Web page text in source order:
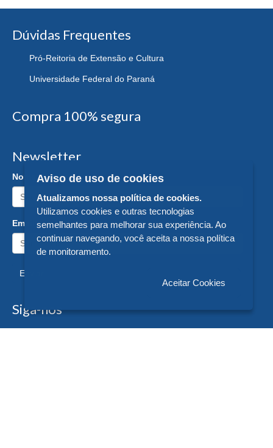
Dúvidas Frequentes
Pró-Reitoria de Extensão e Cultura
Universidade Federal do Paraná
Compra 100% segura
Newsletter
Nome:
Email:
Enviar
Siga-nos
Aviso de uso de cookies
Atualizamos nossa política de cookies.
Utilizamos cookies e outras tecnologias
semelhantes para melhorar sua experiência. Ao
continuar navegando, você aceita a nossa política
de monitoramento.
Aceitar Cookies